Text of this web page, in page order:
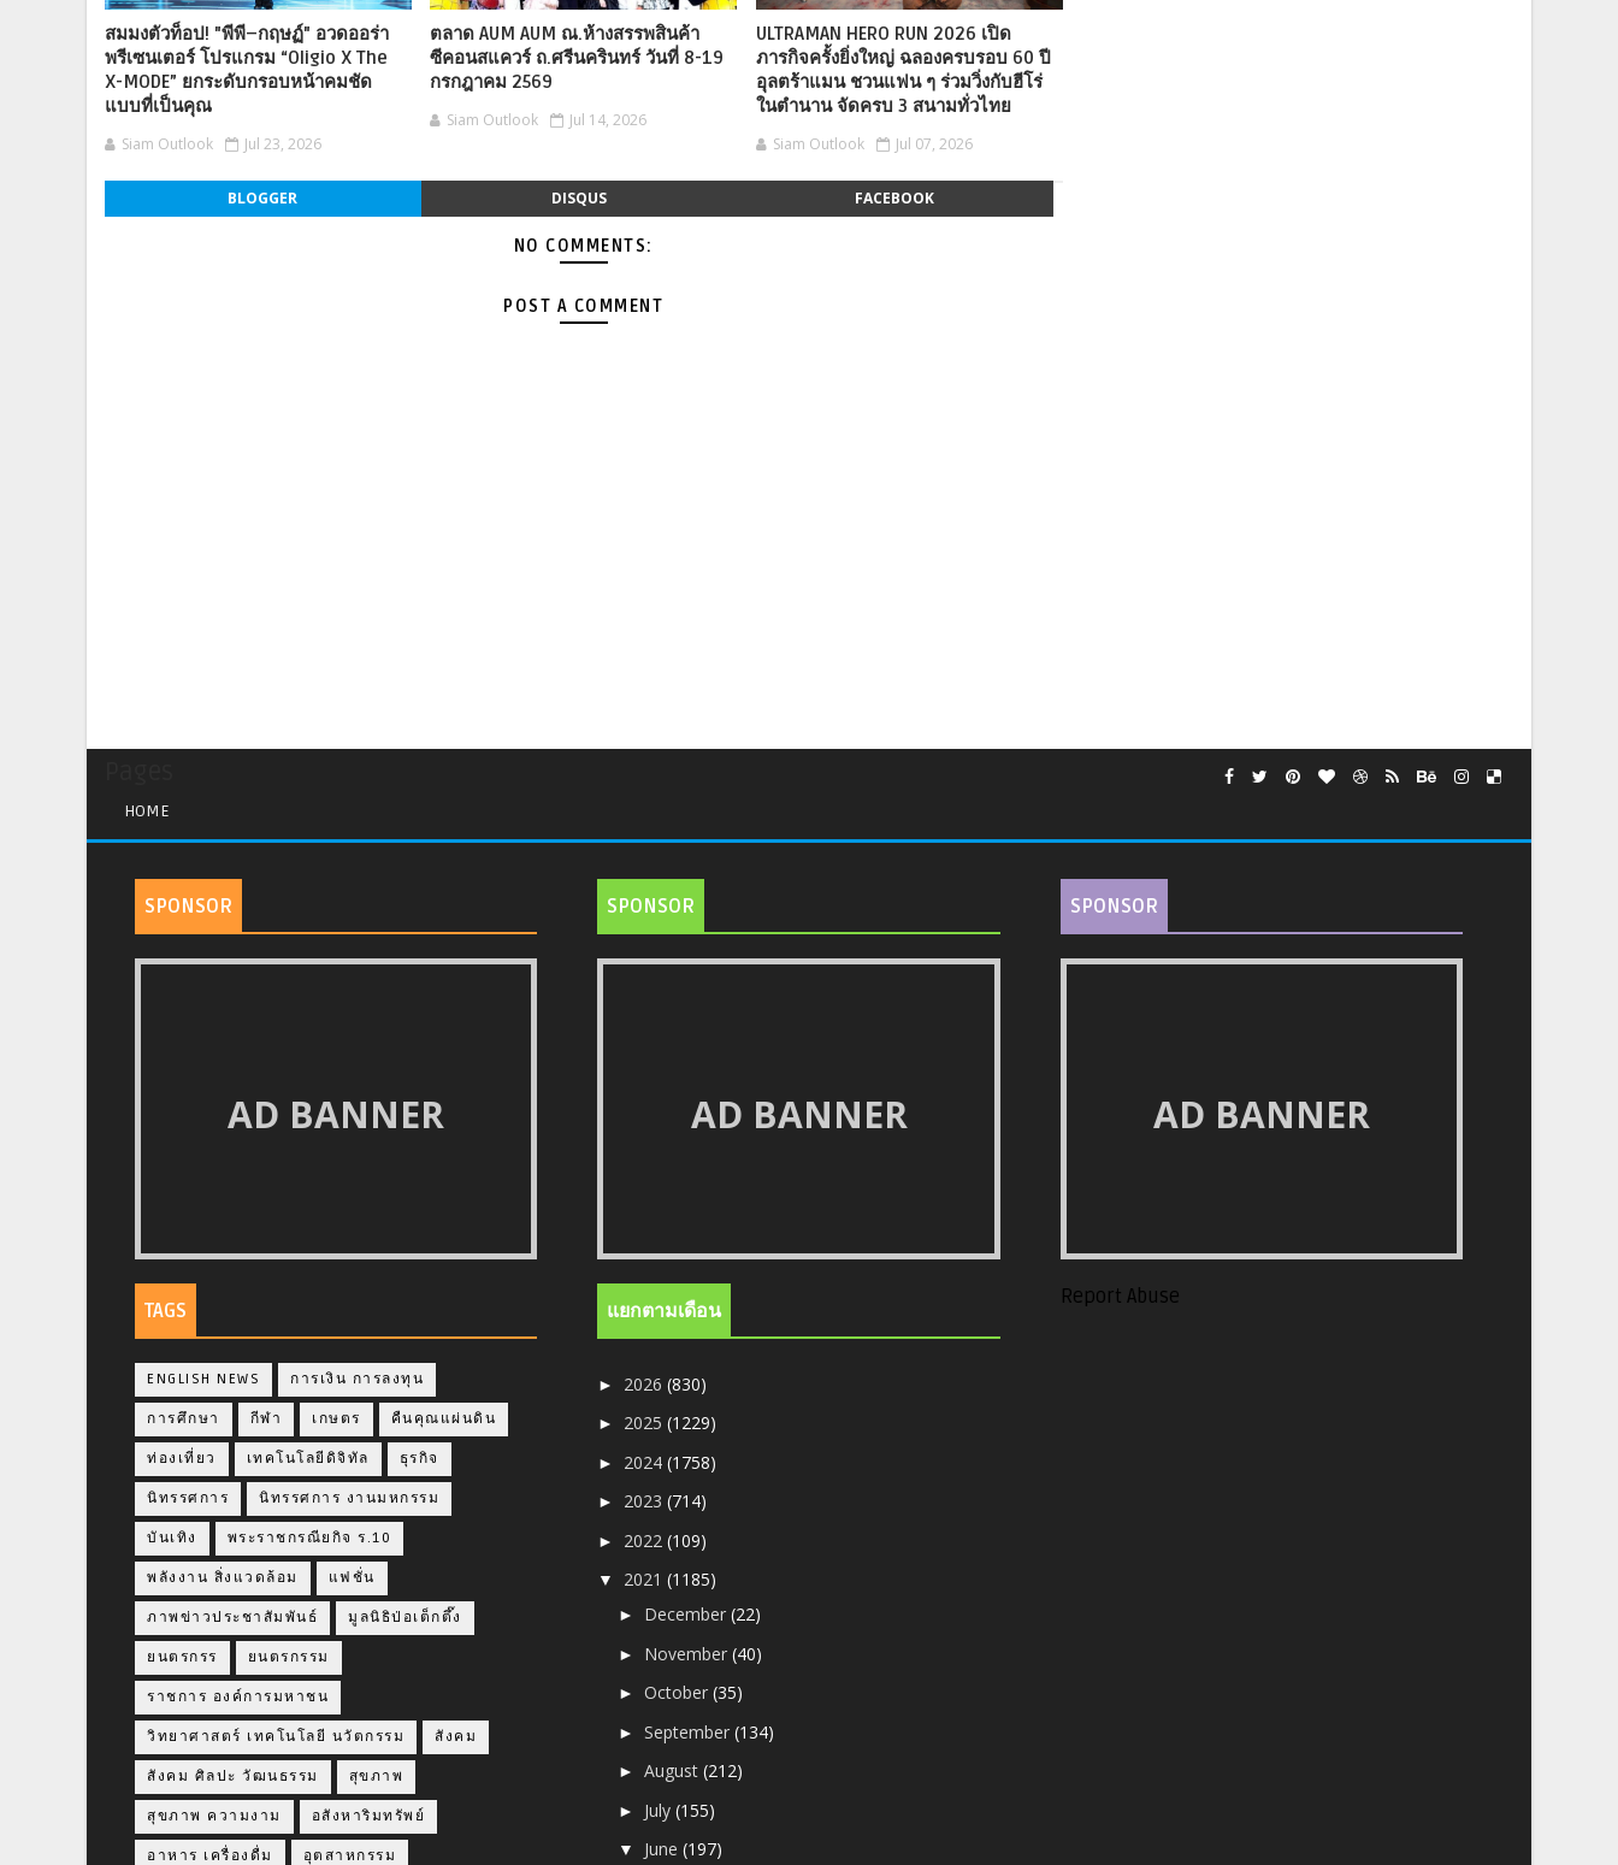
สมมงตัวท็อป! "พีพี–กฤษฏ์" อวดออร่า
พรีเซนเตอร์ โปรแกรม “Oligio X The
X-MODE” ยกระดับกรอบหน้าคมชัด
แบบที่เป็นคุณ
Siam Outlook Jul 23, 2026
ตลาด AUM AUM ณ.ห้างสรรพสินค้า
ซีคอนสแควร์ ถ.ศรีนครินทร์ วันที่ 8-19
กรกฎาคม 2569
Siam Outlook Jul 14, 2026
ULTRAMAN HERO RUN 2026 เปิด
ภารกิจครั้งยิ่งใหญ่ ฉลองครบรอบ 60 ปี
อุลตร้าแมน ชวนแฟน ๆ ร่วมวิ่งกับฮีโร่
ในตำนาน จัดครบ 3 สนามทั่วไทย
Siam Outlook Jul 07, 2026
BLOGGER DISQUS FACEBOOK
NO COMMENTS:
POST A COMMENT
HOME
SPONSOR
AD BANNER
TAGS
ENGLISH NEWS การเงิน การลงทุน
การศึกษา กีฬา เกษตร คืนคุณแผ่นดิน
ท่องเที่ยว เทคโนโลยีดิจิทัล ธุรกิจ
นิทรรศการ นิทรรศการ งานมหกรรม
บันเทิง พระราชกรณียกิจ ร.10
พลังงาน สิ่งแวดล้อม แฟชั่น
ภาพข่าวประชาสัมพันธ์ มูลนิธิป่อเต็กตึ๊ง
ยนตรกรร ยนตรกรรม
ราชการ องค์การมหาชน
วิทยาศาสตร์ เทคโนโลยี นวัตกรรม สังคม
สังคม ศิลปะ วัฒนธรรม สุขภาพ
สุขภาพ ความงาม อสังหาริมทรัพย์
อาหาร เครื่องดื่ม อุตสาหกรรม
SPONSOR
AD BANNER
แยกตามเดือน
► 2026(830)
► 2025(1229)
► 2024(1758)
► 2023(714)
► 2022(109)
▼ 2021(1185)
► December(22)
► November(40)
►October(35)
►September(134)
►August(212)
► July(155)
▼ June(197)
SPONSOR
AD BANNER
Report Abuse